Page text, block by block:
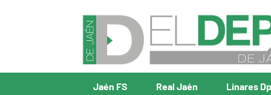
Jaén FS Real Jaén Linares